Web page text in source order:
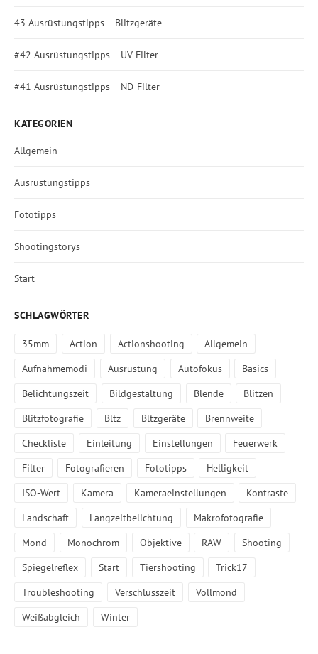
43 Ausrüstungstipps – Blitzgeräte
#42 Ausrüstungstipps – UV-Filter
#41 Ausrüstungstipps – ND-Filter
KATEGORIEN
Allgemein
Ausrüstungstipps
Fototipps
Shootingstorys
Start
SCHLAGWÖRTER
35mm Action Actionshooting
Allgemein
Aufnahmemodi
Ausrüstung Autofokus
Basics
Belichtungszeit
Bildgestaltung Blende
Blitzen
Blitzfotografie
Bltz Bltzgeräte
Brennweite
Checkliste
Einleitung Einstellungen
Feuerwerk
Filter
Fotografieren Fototipps
Helligkeit
ISO-Wert
Kamera Kameraeinstellungen
Kontraste
Landschaft
Langzeitbelichtung
Makrofotografie
Mond
Monochrom Objektive RAW
Shooting
Spiegelreflex
Start Tiershooting
Trick17
Troubleshooting
Verschlusszeit
Vollmond
Weißabgleich
Winter